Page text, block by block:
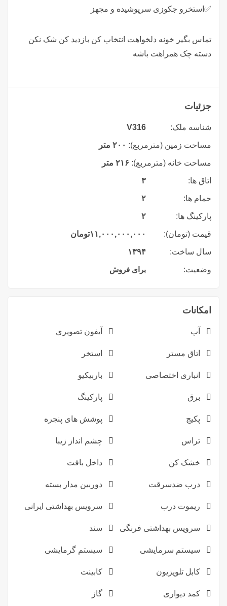
✅️استخرو جکوزی سرپوشیده و مجهز
تماس بگیر خونه دلخواهت انتخاب کن بازدید کن شک نکن
دسته چک همراهت باشه
جزئیات
شناسه ملک: V316
مساحت زمین (مترمربع): ۲۰۰ متر
مساحت خانه (مترمربع): ۲۱۶ متر
اتاق ها: ۳
حمام ها: ۲
پارکینگ ها: ۲
قیمت (تومان): ۱۱,۰۰۰,۰۰۰,۰۰۰تومان
سال ساخت: ۱۳۹۴
وضعیت: برای فروش
امکانات
آب آیفون تصویری
اتاق مستر استخر
انباری اختصاصی باربیکیو
برق پارکینگ
پکیج پوشش های پنجره
تراس چشم انداز زیبا
خشک کن داخل بافت
درب ضدسرقت دوربین مدار بسته
ریموت درب سرویس بهداشتی ایرانی
سرویس بهداشتی فرنگی سند
سیستم سرمایشی سیستم گرمایشی
کابل تلویزیون کابینت
کمد دیواری گاز